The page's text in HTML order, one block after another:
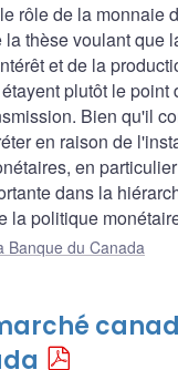
rôle de la monnaie
thèse voulant que
et de la
plutôt le
Bien qu'il
en raison de
en
dans la
la politique
Banque du Canada